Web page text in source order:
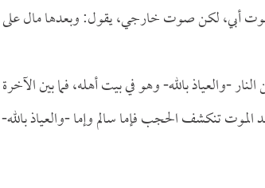
صوت أبي، لكن صوت خارجي، يقول: وبعدها مال على
-والعياذ بالله- وهو في بيت أهله، فما بين الآخرة
تنكشف الحجب فإما سالم وإما -والعياذ بالله-